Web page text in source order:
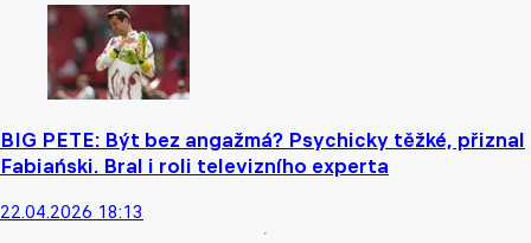
BIG PETE: Být bez angažmá? Psychicky těžké, přiznal
Fabiański. Bral i roli televizního experta
22.04.2026 18:13